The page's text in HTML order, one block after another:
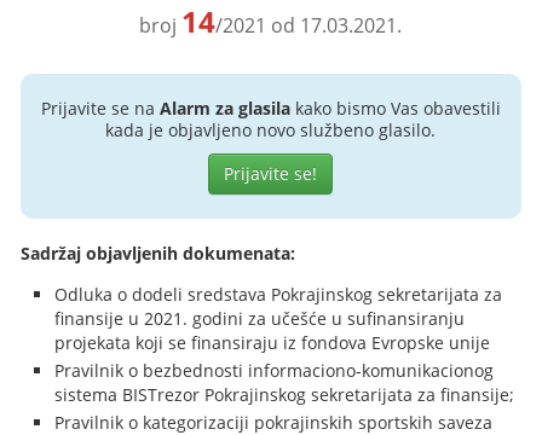
broj 14/2021 od 17.03.2021.
Prijavite se na Alarm za glasilakako bismo Vas obavestili
kada je objavljeno novo službeno glasilo.
Prijavite se!
Sadržaj objavljenih dokumenata:
Odluka o dodeli sredstava Pokrajinskog sekretarijata za
finansije u 2021. godini za učešće u sufinansiranju
projekata koji se finansiraju iz fondova Evropske unije
Pravilnik o bezbednosti informaciono-komunikacionog
sistema BISTrezor Pokrajinskog sekretarijata za finansije;
Pravilnik o kategorizaciji pokrajinskih sportskih saveza